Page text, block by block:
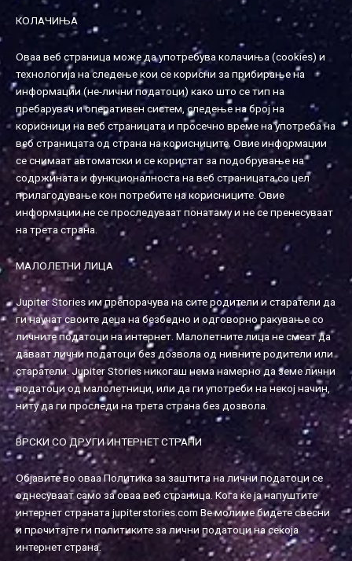
КОЛАЧИЊА
Оваа веб страница може да употребува колачиња (cookies) и
технологија на следење кои се корисни за прибирање на
информации (не-лични податоци) како што се тип на
пребарувач и оперативен систем, следење на број на
корисници на веб страницата и просечно време на употреба на
веб страницата од страна на корисниците. Овие информации
се снимаат автоматски и се користат за подобрување на
содржината и функционалноста на веб страницата со цел
прилагодување кон потребите на корисниците. Овие
информации не се проследуваат понатаму и не се пренесуваат
на трета страна.
МАЛОЛЕТНИ ЛИЦА
Jupiter Stories им препорачува на сите родители и старатели да
ги научат своите деца на безбедно и одговорно ракување со
личните податоци на интернет. Малолетните лица не смеат да
даваат лични податоци без дозвола од нивните родители или
старатели. Jupiter Stories никогаш нема намерно да земе лични
податоци од малолетници, или да ги употреби на некој начин,
ниту да ги проследи на трета страна без дозвола.
ВРСКИ СО ДРУГИ ИНТЕРНЕТ СТРАНИ
Објавите во оваа Политика за заштита на лични податоци се
однесуваат само за оваа веб страница. Кога ќе ја напуштите
интернет страната jupiterstories.com Ве молиме бидете свесни
и прочитајте ги политиките за лични податоци на секоја
интернет страна.